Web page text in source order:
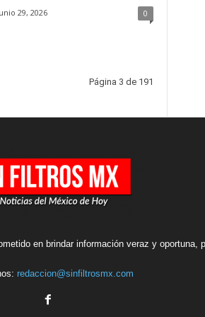
29, 2026 0
Página 3 de 191
en brindar información veraz y oportuna,
redaccion@sinfiltrosmx.com